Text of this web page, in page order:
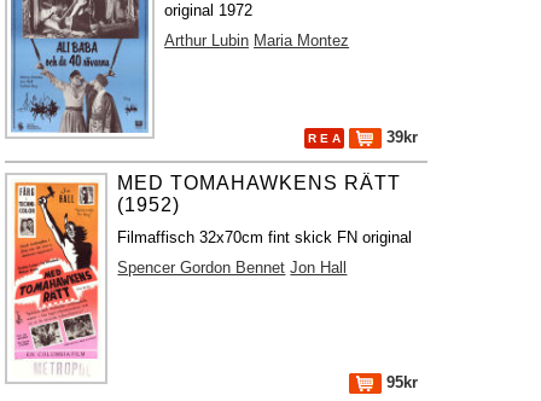
original 1972
Arthur Lubin Maria Montez
R E A 39kr
MED TOMAHAWKENS RÄTT
(1952)
Filmaffisch 32x70cm fint skick FN original
Spencer Gordon Bennet Jon Hall
95kr